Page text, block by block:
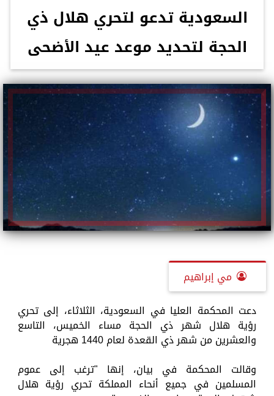
السعودية تدعو لتحري هلال ذي
الحجة لتحديد موعد عيد الأضحى
مي إبراهيم
دعت المحكمة العليا في السعودية، الثلاثاء، إلى تحري
رؤية هلال شهر ذي الحجة مساء الخميس، التاسع
والعشرين من شهر ذي القعدة لعام 1440 هجرية
وقالت المحكمة في بيان، إنها "ترغب إلى عموم
المسلمين في جميع أنحاء المملكة تحري رؤية هلال